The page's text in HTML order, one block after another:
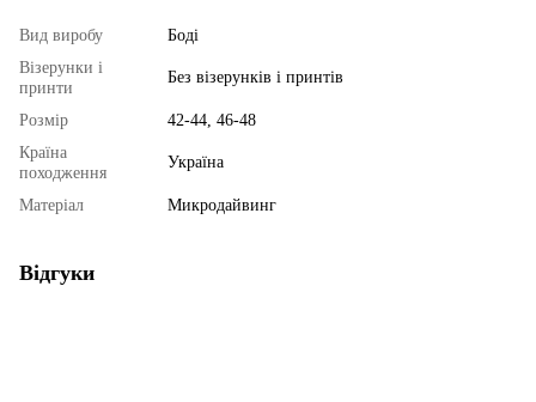
Вид виробу
Боді
Візерунки і
принти
Без візерунків і принтів
Розмір
42-44, 46-48
Країна
походження
Україна
Матеріал Микродайвинг
Відгуки